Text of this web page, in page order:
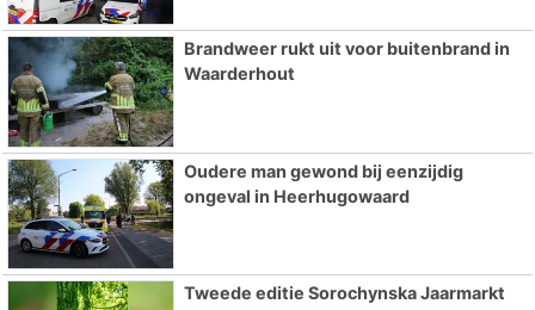
Brandweer rukt uit voor buitenbrand in
Waarderhout
Oudere man gewond bij eenzijdig
ongeval in Heerhugowaard
Tweede editie Sorochynska Jaarmarkt